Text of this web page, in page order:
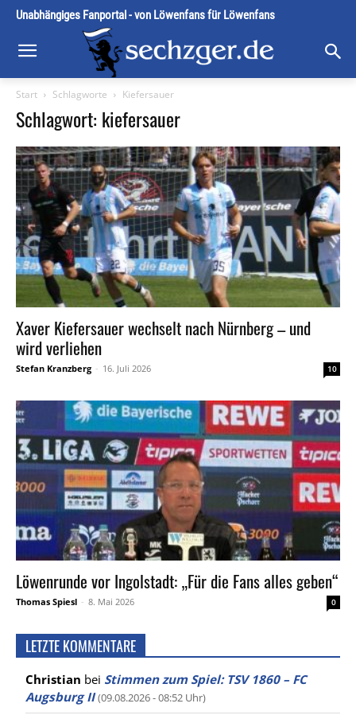
Unabhängiges Fanportal - von Löwenfans für Löwenfans
Start Schlagworte Kiefersauer
Schlagwort: kiefersauer
Xaver Kiefersauer wechselt nach Nürnberg – und
wird verliehen
Stefan Kranzberg - 16. Juli 2026 10
Löwenrunde vor Ingolstadt: „Für die Fans alles geben“
Thomas Spiesl - 8. Mai 2026 0
LETZTE KOMMENTARE
Christian bei Stimmen zum Spiel: TSV 1860 – FC
Augsburg II (09.08.2026 - 08:52 Uhr)